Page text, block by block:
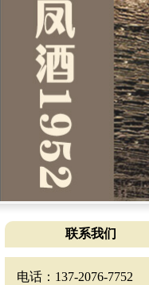
联系我们
电话：137-2076-7752